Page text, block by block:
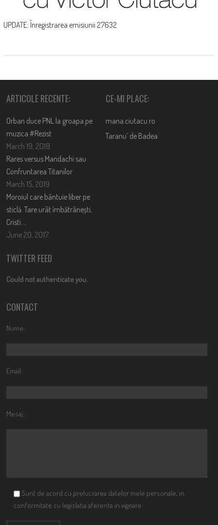
UPDATE: Înregistrarea emisiunii 27632
ARTICOLE RECENTE:
Orban duce PNL la groapa pe
muzica #Rezist
March 19, 2019
Rares versus Mandachi sau
Confruntarea Titanilor
March 15, 2019
Moroiul care bântuie liber pe
sticlă. Tare urât îmbătrânești,
Cristi….
June 20, 2017
CE-MI PLACE:
mana.ciutacu.ro
Taranu’ de Badea
TWITTER FEED
Could not authenticate you.
CONTACT
Nume:
Email:
Mesaj:
Sunt de acord cu prelucrarea datelor mele personale, in
conformitate cu legislatia aferenta in vigoare